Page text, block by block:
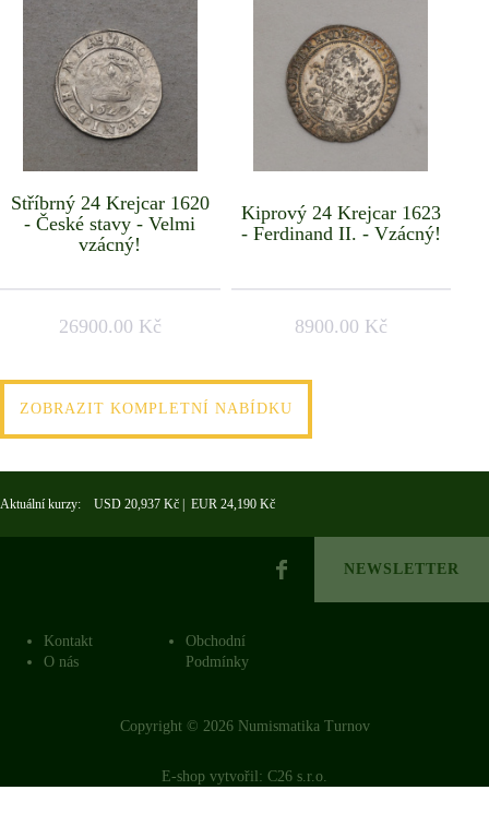
Stříbrný 24 Krejcar 1620
- České stavy - Velmi
vzácný!
26900.00 Kč
Kiprový 24 Krejcar 1623
- Ferdinand II. - Vzácný!
8900.00 Kč
ZOBRAZIT KOMPLETNÍ NABÍDKU
Aktuální kurzy: USD 20,937 Kč | EUR 24,190 Kč
NEWSLETTER
Kontakt
O nás
Obchodní
Podmínky
Copyright © 2026 Numismatika Turnov
E-shop vytvořil: C26 s.r.o.